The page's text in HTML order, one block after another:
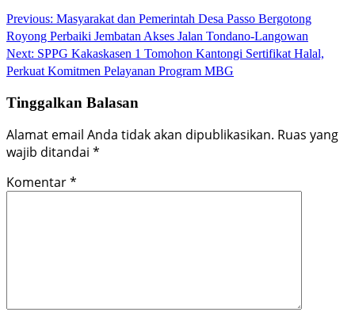
Previous: Masyarakat dan Pemerintah Desa Passo Bergotong
Royong Perbaiki Jembatan Akses Jalan Tondano-Langowan
Next: SPPG Kakaskasen 1 Tomohon Kantongi Sertifikat Halal,
Perkuat Komitmen Pelayanan Program MBG
Tinggalkan Balasan
Alamat email Anda tidak akan dipublikasikan. Ruas yang
wajib ditandai *
Komentar*